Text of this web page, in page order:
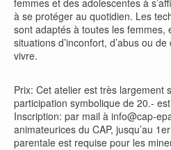
femmes et des adolescentes à
à se protéger au quotidien. Les
sont adaptés à toutes les femmes,
situations d’inconfort, d’abus ou
vivre.
Prix: Cet atelier est très largement
participation symbolique de 20.-
Inscription: par mail à info@cap-
animateurices du CAP, jusqu’au
parentale est requise pour les